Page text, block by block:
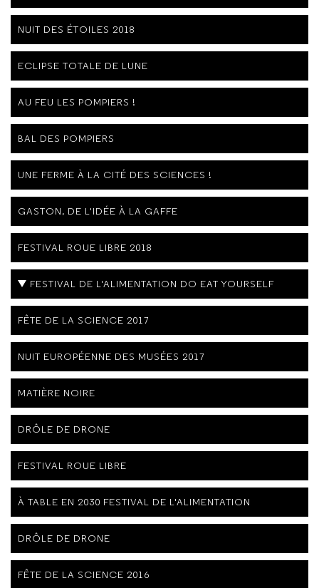
NUIT DES ÉTOILES 2018
ECLIPSE TOTALE DE LUNE
AU FEU LES POMPIERS !
BAL DES POMPIERS
UNE FERME À LA CITÉ DES SCIENCES !
GASTON, DE L'IDÉE À LA GAFFE
FESTIVAL ROUE LIBRE 2018
FESTIVAL DE L'ALIMENTATION DO EAT YOURSELF
FÊTE DE LA SCIENCE 2017
NUIT EUROPÉENNE DES MUSÉES 2017
MATIÈRE NOIRE
DRÔLE DE DRONE
FESTIVAL ROUE LIBRE
À TABLE EN 2030 FESTIVAL DE L'ALIMENTATION
DRÔLE DE DRONE
FÊTE DE LA SCIENCE 2016